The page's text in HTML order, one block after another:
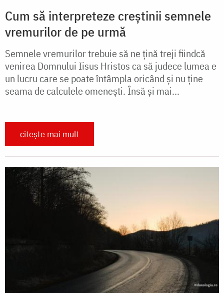
Cum să interpreteze creștinii semnele
vremurilor de pe urmă
Semnele vremurilor trebuie să ne țină treji fiindcă
venirea Domnului Iisus Hristos ca să judece lumea e
un lucru care se poate întâmpla oricând și nu ține
seama de calculele omenești. Însă și mai...
citește mai mult